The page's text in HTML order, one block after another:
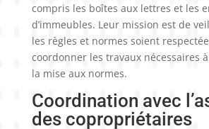
compris les boîtes aux lettres et les
d’immeubles. Leur mission est de
les règles et normes soient
coordonner les travaux nécessaires
la mise aux normes.
Coordination avec
des copropriétaires